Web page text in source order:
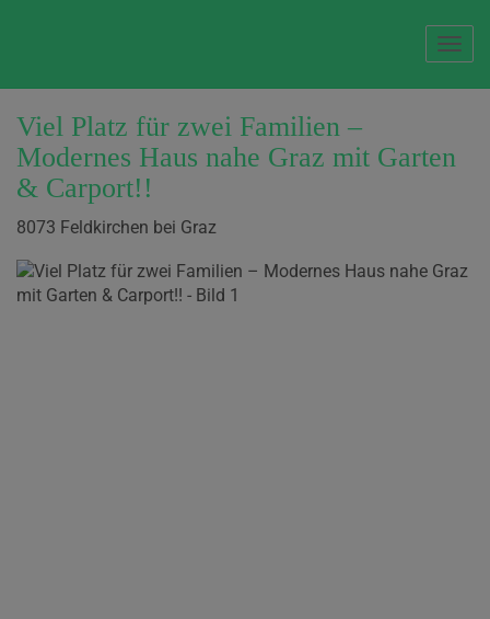
Viel Platz für zwei Familien –
Modernes Haus nahe Graz mit Garten
& Carport!!
8073 Feldkirchen bei Graz